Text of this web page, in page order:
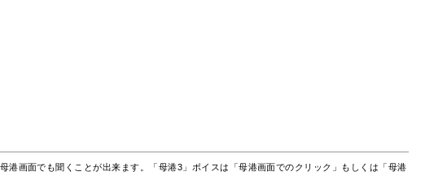
画面でも聞くことが出来ます。「母港3」ボイスは「母港画面でのクリック」もしくは「母港